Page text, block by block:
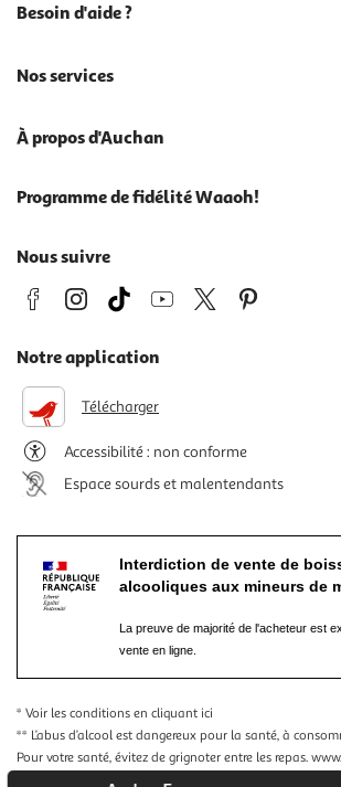
Besoin d'aide ?
Nos services
À propos d'Auchan
Programme de fidélité Waaoh!
Nous suivre
Notre application
Télécharger
Accessibilité : non conforme
Espace sourds et malentendants
Interdiction de vente de
alcooliques aux mineurs de
La preuve de majorité de l'acheteur est
vente en ligne.
* Voir les conditions en cliquant ici
** L’abus d’alcool est dangereux pour la santé, à
Pour votre santé, évitez de grignoter entre les repas.